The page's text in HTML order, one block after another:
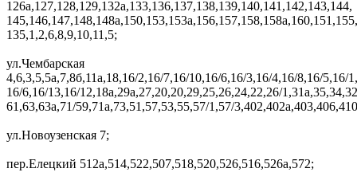
126а,127,128,129,132а,133,136,137,138,139,140,141,142,143,144,
135,1,2,6,8,9,10,11,5;
ул.Чембарская
4,6,3,5,5а,7,8б,11а,18,16/2,16/7,16/10,16/6,16/3,16/4,16/8,16/5,16/1,
16/6,16/13,16/12,18а,29а,27,20,20,29,25,26,24,22,26/
61,63,63а,71/59,71а,73,51,57,53,55,57/1,57/
ул.Новоузенская 7;
пер.Елецкий 512а,514,522,507,518,520,526,516,526а,572;